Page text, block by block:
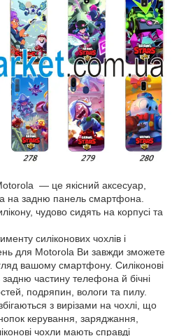
— це якісний аксесуар,
на задню панель смартфона.
чудово сидять на корпусі та
силіконових чохлів і
для Motorola Ви завжди зможете
вашому смартфону. Силіконові
частину телефона й бічні
подряпин, вологи та пилу.
з вирізами на чохлі, що
керування, заряджання,
чохли мають справді